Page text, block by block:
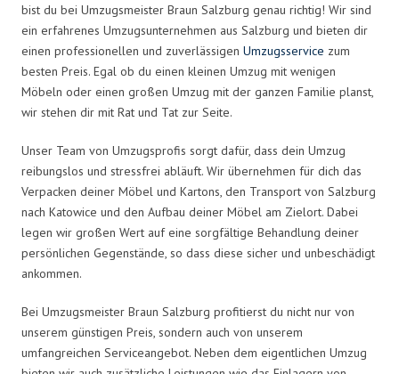
bist du bei Umzugsmeister Braun Salzburg genau richtig! Wir sind
ein erfahrenes Umzugsunternehmen aus Salzburg und bieten dir
einen professionellen und zuverlässigen Umzugsservice zum
besten Preis. Egal ob du einen kleinen Umzug mit wenigen
Möbeln oder einen großen Umzug mit der ganzen Familie planst,
wir stehen dir mit Rat und Tat zur Seite.
Unser Team von Umzugsprofis sorgt dafür, dass dein Umzug
reibungslos und stressfrei abläuft. Wir übernehmen für dich das
Verpacken deiner Möbel und Kartons, den Transport von Salzburg
nach Katowice und den Aufbau deiner Möbel am Zielort. Dabei
legen wir großen Wert auf eine sorgfältige Behandlung deiner
persönlichen Gegenstände, so dass diese sicher und unbeschädigt
ankommen.
Bei Umzugsmeister Braun Salzburg profitierst du nicht nur von
unserem günstigen Preis, sondern auch von unserem
umfangreichen Serviceangebot. Neben dem eigentlichen Umzug